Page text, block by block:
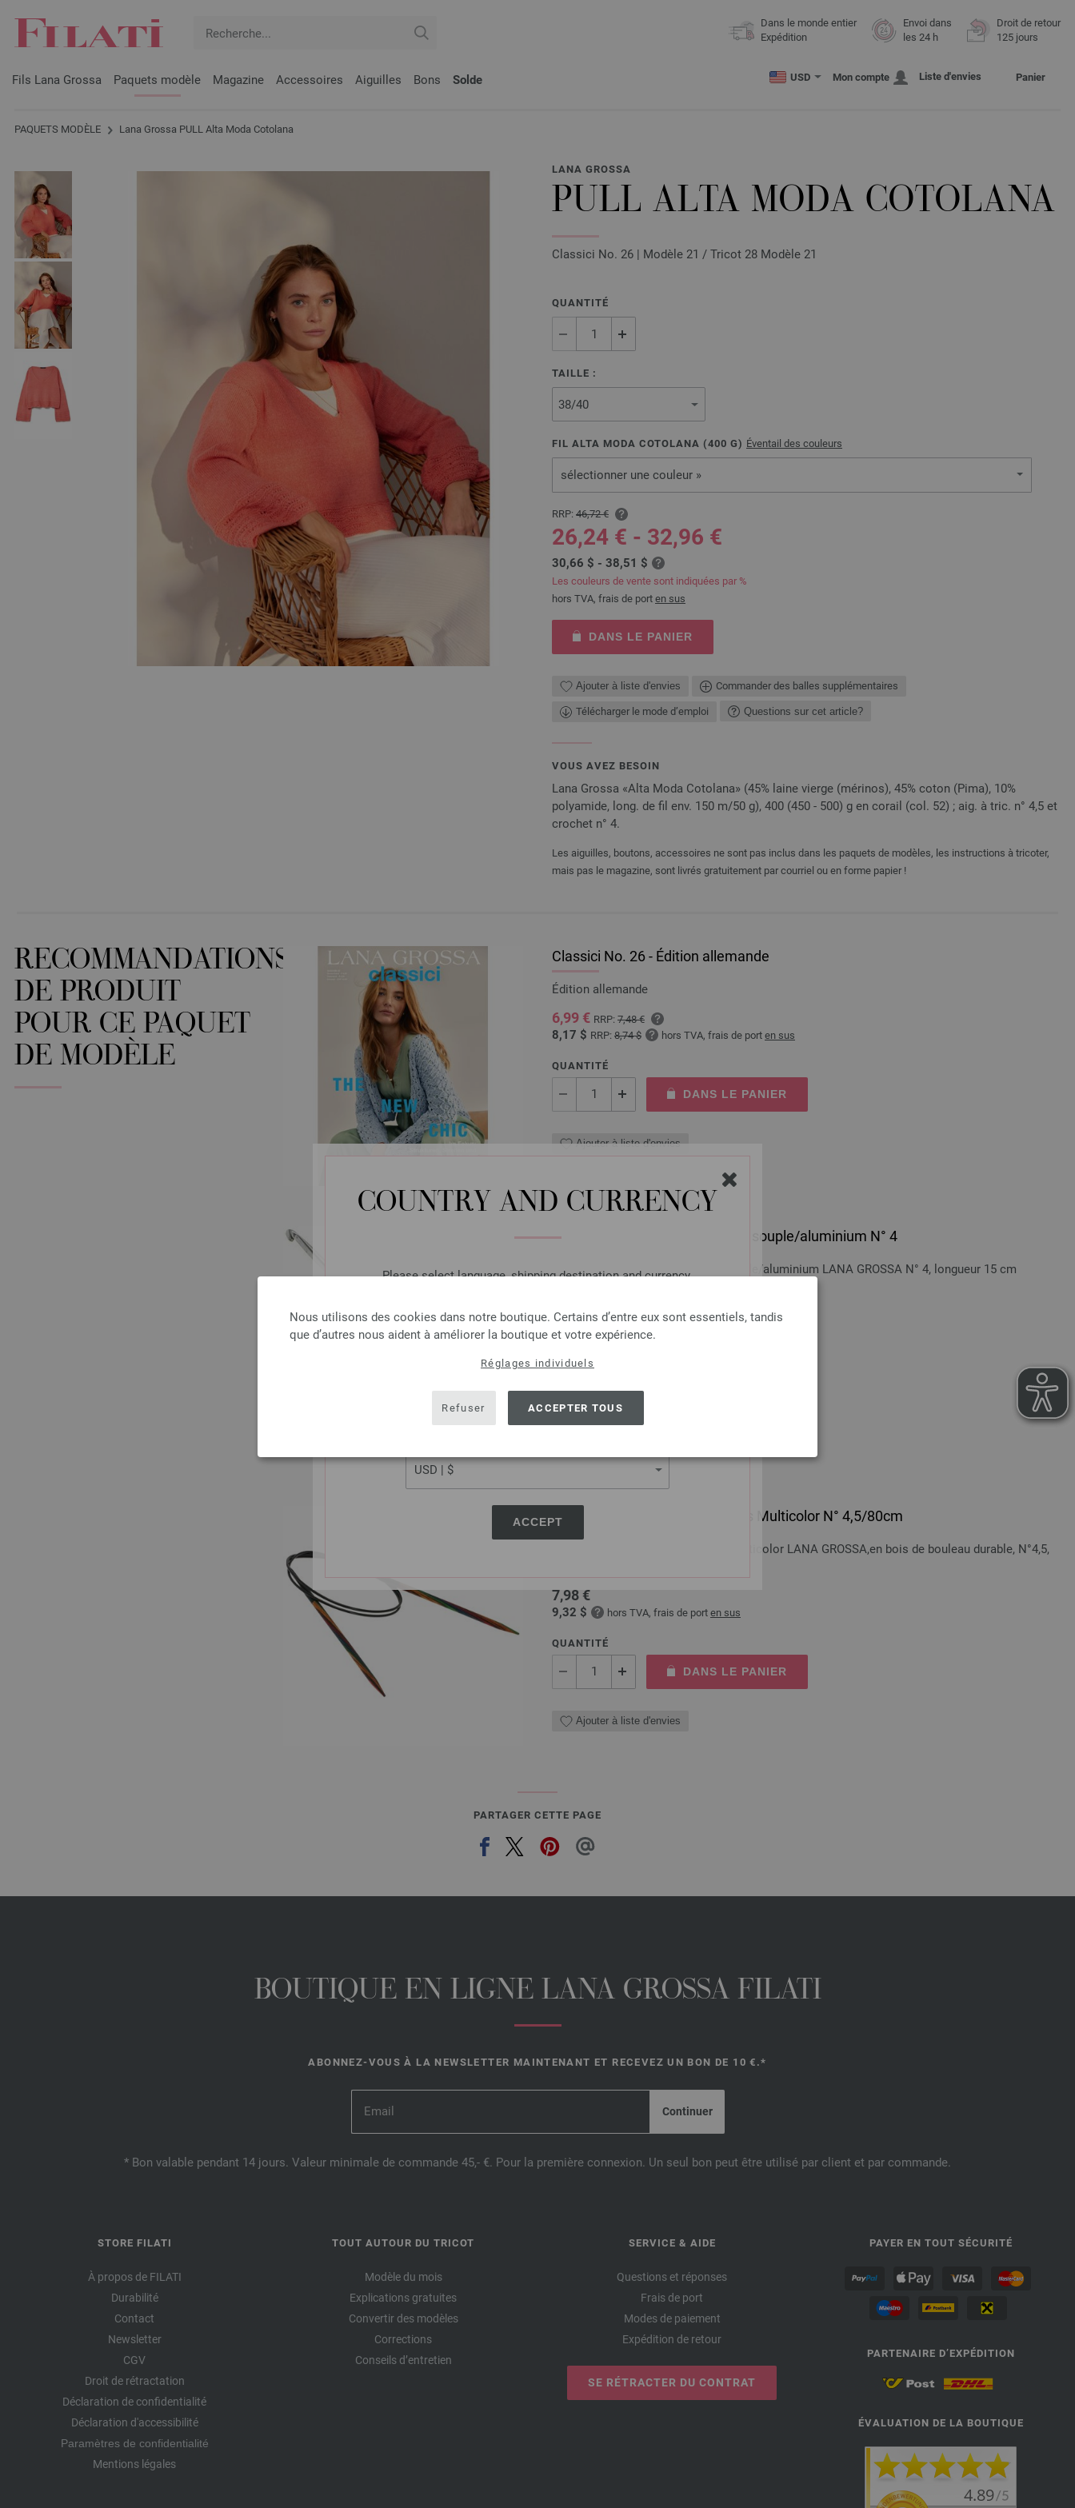
COUNTRY AND CURRENCY
Please select language, shipping destination and currency.
USA - The United States of America
ACCEPT
Nous utilisons des cookies dans notre boutique. Certains d’entre eux sont essentiels, tandis
que d’autres nous aident à améliorer la boutique et votre expérience.
Réglages individuels
Refuser ACCEPTER TOUS
Dans le monde entier
Expédition
Envoi dans
les 24 h
Droit de retour
125 jours
Fils Lana Grossa Paquets modèle Magazine Accessoires Aiguilles Bons Solde USD Mon compte Liste d'envies Panier
PAQUETS MODÈLE Lana Grossa PULL Alta Moda Cotolana
LANA GROSSA
PULL ALTA MODA COTOLANA
Classici No. 26 | Modèle 21 / Tricot 28 Modèle 21
QUANTITÉ
TAILLE :
FIL ALTA MODA COTOLANA (400 G) Éventail des couleurs
sélectionner une couleur »
RRP: 46,72 €
26,24 € - 32,96 €
30,66 $ - 38,51 $
Les couleurs de vente sont indiquées par %
hors TVA, frais de port en sus
DANS LE PANIER
Ajouter à liste d'envies Commander des balles supplémentaires
Télécharger le mode d’emploi Questions sur cet article?
VOUS AVEZ BESOIN
Lana Grossa «Alta Moda Cotolana» (45% laine vierge (mérinos), 45% coton (Pima), 10%
polyamide, long. de fil env. 150 m/50 g), 400 (450 - 500) g en corail (col. 52) ; aig. à tric. n° 4,5 et
crochet n° 4.
Les aiguilles, boutons, accessoires ne sont pas inclus dans les paquets de modèles, les instructions à tricoter,
mais pas le magazine, sont livrés gratuitement par courriel ou en forme papier !
RECOMMANDATIONS
DE PRODUIT
POUR CE PAQUET
DE MODÈLE
Classici No. 26 - Édition allemande
Édition allemande
6,99 € RRP: 7,48 €
8,17 $ RRP: 8,74 $ hors TVA, frais de port en sus
QUANTITÉ
DANS LE PANIER
Ajouter à liste d'envies
Aiguille à crochet avec poignée souple/aluminium N° 4
Aiguille à crochet avec poignée souple/aluminium LANA GROSSA N° 4, longueur 15 cm
3,19 $ hors TVA, frais de porten sus
QUANTITÉ
Ajouter à liste d'envies
Aiguille circulaire design en bois Multicolor N° 4,5/80cm
Aiguille circulaire design en bois Multicolor LANA GROSSA,en bois de bouleau durable, N°4,5,
7,98 €
9,32 $ hors TVA, frais de port en sus
QUANTITÉ
DANS LE PANIER
Ajouter à liste d'envies
PARTAGER CETTE PAGE
BOUTIQUE EN LIGNE LANA GROSSA FILATI
ABONNEZ-VOUS À LA NEWSLETTER MAINTENANT ET RECEVEZ UN BON DE 10 €.*
* Bon valable pendant 14 jours. Valeur minimale de commande 45,- €. Pour la première connexion. Un seul bon peut être utilisé par client et par commande.
STORE FILATI
À propos de FILATI
Durabilité
Contact
Newsletter
CGV
Droit de rétractation
Déclaration de confidentialité
Déclaration d'accessibilité
Paramètres de confidentialité
Mentions légales
TOUT AUTOUR DU TRICOT
Modèle du mois
Explications gratuites
Convertir des modèles
Corrections
Conseils d’entretien
SERVICE & AIDE
Questions et réponses
Frais de port
Modes de paiement
Expédition de retour
SE RÉTRACTER DU CONTRAT
PAYER EN TOUT SÉCURITÉ
PARTENAIRE D’EXPÉDITION
ÉVALUATION DE LA BOUTIQUE